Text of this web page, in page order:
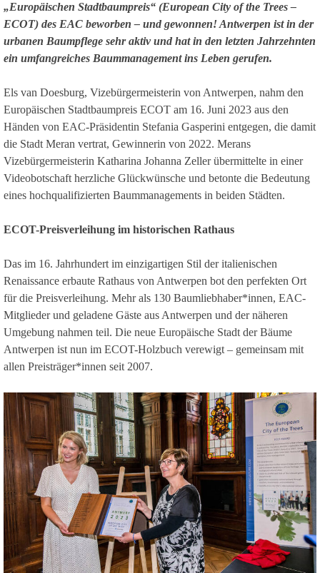
„Europäischen Stadtbaumpreis“ (European City of the Trees –
ECOT) des EAC beworben – und gewonnen! Antwerpen ist in der
urbanen Baumpflege sehr aktiv und hat in den letzten Jahrzehnten
ein umfangreiches Baummanagement ins Leben gerufen.
Els van Doesburg, Vizebürgermeisterin von Antwerpen, nahm den
Europäischen Stadtbaumpreis ECOT am 16. Juni 2023 aus den
Händen von EAC-Präsidentin Stefania Gasperini entgegen, die damit
die Stadt Meran vertrat, Gewinnerin von 2022. Merans
Vizebürgermeisterin Katharina Johanna Zeller übermittelte in einer
Videobotschaft herzliche Glückwünsche und betonte die Bedeutung
eines hochqualifizierten Baummanagements in beiden Städten.
ECOT-Preisverleihung im historischen Rathaus
Das im 16. Jahrhundert im einzigartigen Stil der italienischen
Renaissance erbaute Rathaus von Antwerpen bot den perfekten Ort
für die Preisverleihung. Mehr als 130 Baumliebhaber*innen, EAC-
Mitglieder und geladene Gäste aus Antwerpen und der näheren
Umgebung nahmen teil. Die neue Europäische Stadt der Bäume
Antwerpen ist nun im ECOT-Holzbuch verewigt – gemeinsam mit
allen Preisträger*innen seit 2007.